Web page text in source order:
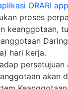
ORARI
proses
keanggotaan,
hari kerja.
persetujuan
akan